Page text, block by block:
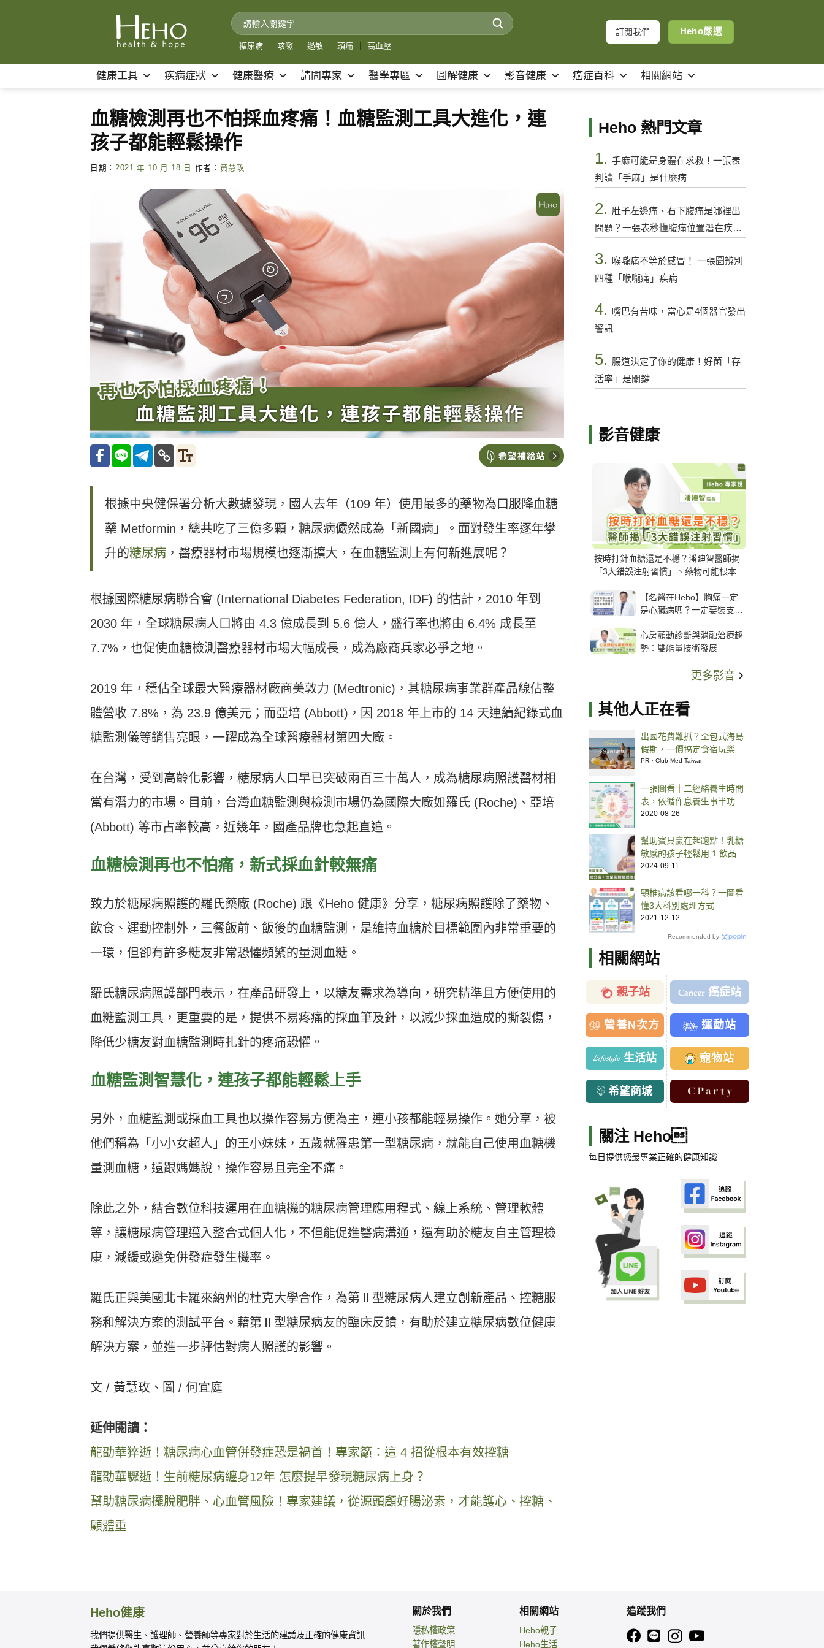
糖尿病 咳嗽 過敏 頭痛 高血壓
訂閱我們 Heho嚴選
健康工具 疾病症狀 健康醫療 請問專家 醫學專區 圖解健康 影音健康 癌症百科 相關網站
血糖檢測再也不怕採血疼痛！血糖監測工具大進化，連
孩子都能輕鬆操作
日期： 2021 年 10 月 18 日 作者： 黃慧玫
根據中央健保署分析大數據發現，國人去年（109 年）使用最多的藥物為口服降血糖
藥 Metformin，總共吃了三億多顆，糖尿病儼然成為「新國病」。面對發生率逐年攀
升的糖尿病 ，醫療器材市場規模也逐漸擴大，在血糖監測上有何新進展呢？
根據國際糖尿病聯合會 (International Diabetes Federation, IDF) 的估計，2010 年到
2030 年，全球糖尿病人口將由 4.3 億成長到 5.6 億人，盛行率也將由 6.4% 成長至
7.7%，也促使血糖檢測醫療器材市場大幅成長，成為廠商兵家必爭之地。
2019 年，穩佔全球最大醫療器材廠商美敦力 (Medtronic)，其糖尿病事業群產品線佔整
體營收 7.8%，為 23.9 億美元；而亞培 (Abbott)，因 2018 年上市的 14 天連續紀錄式血
糖監測儀等銷售亮眼，一躍成為全球醫療器材第四大廠。
在台灣，受到高齡化影響，糖尿病人口早已突破兩百三十萬人，成為糖尿病照護醫材相
當有潛力的市場。目前，台灣血糖監測與檢測市場仍為國際大廠如羅氏 (Roche)、亞培
(Abbott) 等市占率較高，近幾年，國產品牌也急起直追。
血糖檢測再也不怕痛，新式採血針較無痛
致力於糖尿病照護的羅氏藥廠 (Roche) 跟《Heho 健康》分享，糖尿病照護除了藥物、
飲食、運動控制外，三餐飯前、飯後的血糖監測，是維持血糖於目標範圍內非常重要的
一環，但卻有許多糖友非常恐懼頻繁的量測血糖。
羅氏糖尿病照護部門表示，在產品研發上，以糖友需求為導向，研究精準且方便使用的
血糖監測工具，更重要的是，提供不易疼痛的採血筆及針，以減少採血造成的撕裂傷，
降低少糖友對血糖監測時扎針的疼痛恐懼。
血糖監測智慧化，連孩子都能輕鬆上手
另外，血糖監測或採血工具也以操作容易方便為主，連小孩都能輕易操作。她分享，被
他們稱為「小小女超人」的王小妹妹，五歲就罹患第一型糖尿病，就能自己使用血糖機
量測血糖，還跟媽媽說，操作容易且完全不痛。
除此之外，結合數位科技運用在血糖機的糖尿病管理應用程式、線上系統、管理軟體
等，讓糖尿病管理邁入整合式個人化，不但能促進醫病溝通，還有助於糖友自主管理檢
康，減緩或避免併發症發生機率。
羅氏正與美國北卡羅來納州的杜克大學合作，為第Ⅱ型糖尿病人建立創新產品、控糖服
務和解決方案的測試平台。藉第Ⅱ型糖尿病友的臨床反饋，有助於建立糖尿病數位健康
解決方案，並進一步評估對病人照護的影響。
文 / 黃慧玫、圖 / 何宜庭
延伸閱讀：
龍劭華猝逝！糖尿病心血管併發症恐是禍首！專家籲：這 4 招從根本有效控糖
龍劭華驟逝！生前糖尿病纏身12年 怎麼提早發現糖尿病上身？
幫助糖尿病擺脫肥胖、心血管風險！專家建議，從源頭顧好腸泌素，才能護心、控糖、
顧體重
Heho 熱門文章
1. 手麻可能是身體在求救！一張表
判讀「手麻」是什麼病
2. 肚子左邊痛、右下腹痛是哪裡出
問題？一張表秒懂腹痛位置潛在疾病
3.
喉嚨痛不等於感冒！ 一張圖辨別
四種「喉嚨痛」疾病
4. 嘴巴有苦味，當心是4個器官發出
警訊
5. 腸道決定了你的健康！好菌「存
活率」是關鍵
影音健康
按時打針血糖還是不穩？潘廸智醫師揭
「3大錯誤注射習慣」、藥物可能根本沒
【名醫在Heho】胸痛一定
是心臟病嗎？一定要裝支
解析支架種類、風險與選擇
關鍵
心房顫動診斷與消融治療趨
勢：雙能量技術發展
更多影音
其他人正在看
出國花費難抓？全包式海島
假期，一價搞定食宿玩樂，
省錢更省心！
PR・Club Med Taiwan
一張圖看十二經絡養生時間
表，依循作息養生事半功
倍！
2020-08-26
幫助寶貝贏在起跑點！乳糖
敏感的孩子輕鬆用 1 飲品替
換牛奶就能補好鈣
2024-09-11
頸椎病該看哪一科？一圖看
懂3大科別處理方式
2021-12-12
Recommended by
相關網站
親子站 癌症站
營養N次方 運動站
生活站 寵物站
希望商城
關注 Heho
每日提供您最專業正確的健康知識
Heho健康
我們提供醫生、護理師、營養師等專家對於生活的建議及正確的健康資訊
關於我們
隱私權政策
著作權聲明
相關網站
Heho親子
Heho生活
追蹤我們